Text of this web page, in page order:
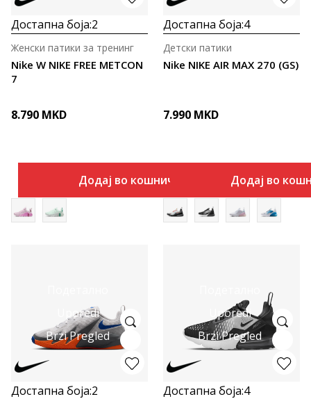
Достапна боја:2
Nike W NIKE FREE METCON
7
Женски патики за тренинг
8.790 MKD
Додај во кошничка
Достапна боја:4
Nike NIKE AIR MAX 270 (GS)
Детски патики
7.990 MKD
Додај во
Uporedi
Brzi Pregled
Достапна боја:2
Uporedi
Brzi Pregled
Достапна боја:4